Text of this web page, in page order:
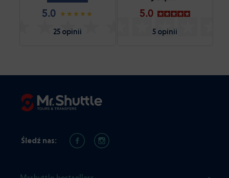
5.0
25 opinii
5.0
5 opinii
Śledź nas: